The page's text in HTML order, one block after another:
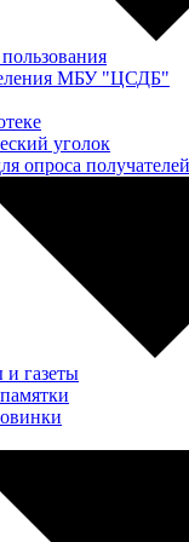
МБУ "ЦСДБ"
уголок
опроса
газеты